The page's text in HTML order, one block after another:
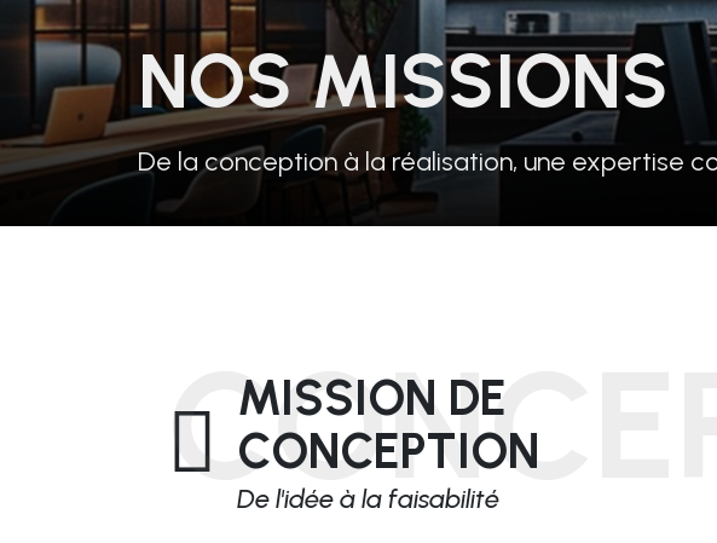
NOS MISSIONS
De la conception à la réalisation, une expertise
MISSION DE
CONCEPTION
De l'idée à la faisabilité